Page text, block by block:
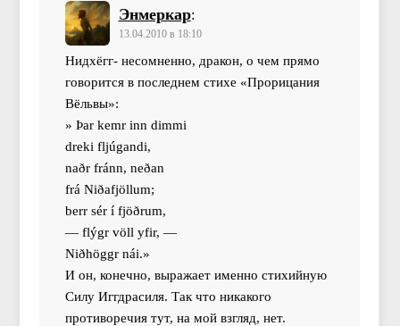
Энмеркар:
13.04.2010 в 18:10
Нидхёгг- несомненно, дракон, о чем прямо
говорится в последнем стихе «Прорицания
Вёльвы»:
» Þar kemr inn dimmi
dreki fljúgandi,
naðr fránn, neðan
frá Niðafjöllum;
berr sér í fjöðrum,
— flýgr völl yfir, —
Niðhöggr nái.»
И он, конечно, выражает именно стихийную
Силу Иггдрасиля. Так что никакого
противоречия тут, на мой взгляд, нет.